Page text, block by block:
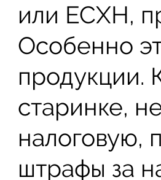
или ЕСХН,
Особенно
продукции.
старинке,
налоговую,
штрафы за